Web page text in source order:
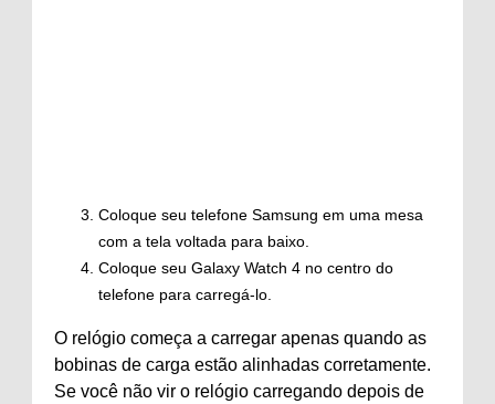
Coloque seu telefone Samsung em uma mesa
com a tela voltada para baixo.
Coloque seu Galaxy Watch 4 no centro do
telefone para carregá-lo.
O relógio começa a carregar apenas quando as
bobinas de carga estão alinhadas corretamente.
Se você não vir o relógio carregando depois de